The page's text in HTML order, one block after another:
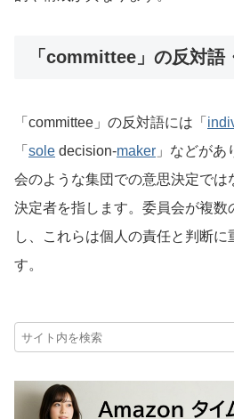
「committee」の反対語
「committee」の反対語には「
「 sole decision-maker 」などがあ
会のような集団での意思決定では
決定者を指します。委員会が複数
し、これらは個人の責任と判断
す。